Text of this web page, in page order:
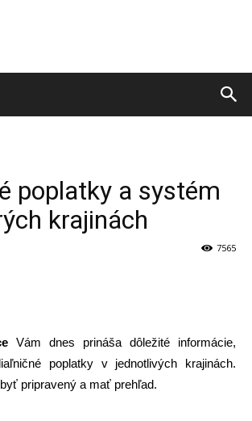
poplatky a systém
krajinách
7565
Vám dnes prináša dôležité informácie,
poplatky v jednotlivých krajinách.
pripravený a mať prehľad.